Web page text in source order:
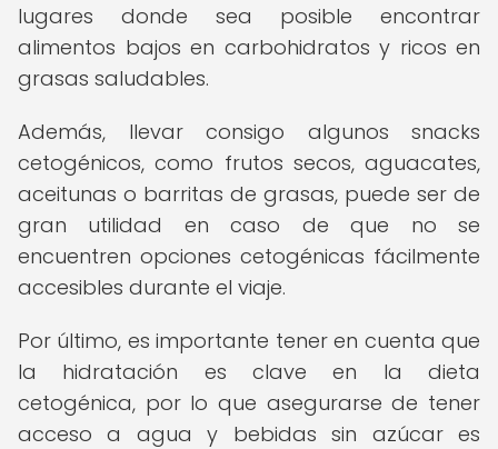
lugares donde sea posible encontrar
alimentos bajos en carbohidratos y ricos en
grasas saludables.
Además, llevar consigo algunos snacks
cetogénicos, como frutos secos, aguacates,
aceitunas o barritas de grasas, puede ser de
gran utilidad en caso de que no se
encuentren opciones cetogénicas fácilmente
accesibles durante el viaje.
Por último, es importante tener en cuenta que
la hidratación es clave en la dieta
cetogénica, por lo que asegurarse de tener
acceso a agua y bebidas sin azúcar es